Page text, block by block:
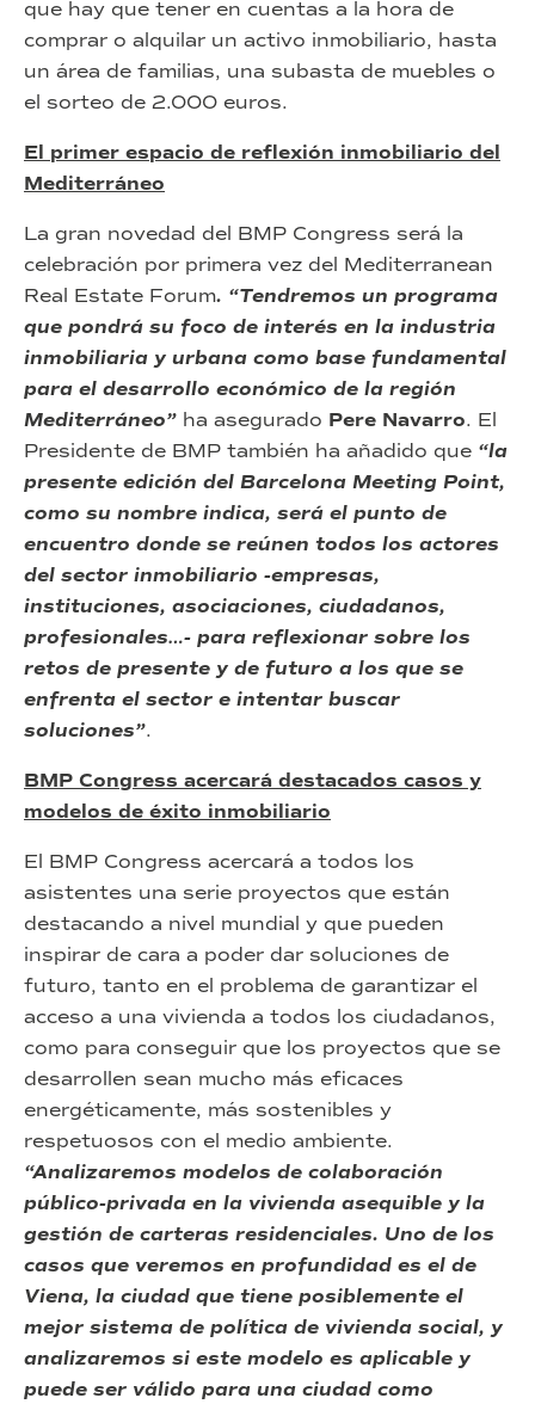
que hay que tener en cuentas a la hora de
comprar o alquilar un activo inmobiliario, hasta
un área de familias, una subasta de muebles o
el sorteo de 2.000 euros.
El primer espacio de reflexión inmobiliario del
Mediterráneo
La gran novedad del BMP Congress será la
celebración por primera vez del Mediterranean
Real Estate Forum. “Tendremos un programa
que pondrá su foco de interés en la industria
inmobiliaria y urbana como base fundamental
para el desarrollo económico de la región
Mediterráneo” ha asegurado Pere Navarro. El
Presidente de BMP también ha añadido que “la
presente edición del Barcelona Meeting Point,
como su nombre indica, será el punto de
encuentro donde se reúnen todos los actores
del sector inmobiliario -empresas,
instituciones, asociaciones, ciudadanos,
profesionales…- para reflexionar sobre los
retos de presente y de futuro a los que se
enfrenta el sector e intentar buscar
soluciones”.
BMP Congress acercará destacados casos y
modelos de éxito inmobiliario
El BMP Congress acercará a todos los
asistentes una serie proyectos que están
destacando a nivel mundial y que pueden
inspirar de cara a poder dar soluciones de
futuro, tanto en el problema de garantizar el
acceso a una vivienda a todos los ciudadanos,
como para conseguir que los proyectos que se
desarrollen sean mucho más eficaces
energéticamente, más sostenibles y
respetuosos con el medio ambiente.
“Analizaremos modelos de colaboración
público-privada en la vivienda asequible y la
gestión de carteras residenciales. Uno de los
casos que veremos en profundidad es el de
Viena, la ciudad que tiene posiblemente el
mejor sistema de política de vivienda social, y
analizaremos si este modelo es aplicable y
puede ser válido para una ciudad como